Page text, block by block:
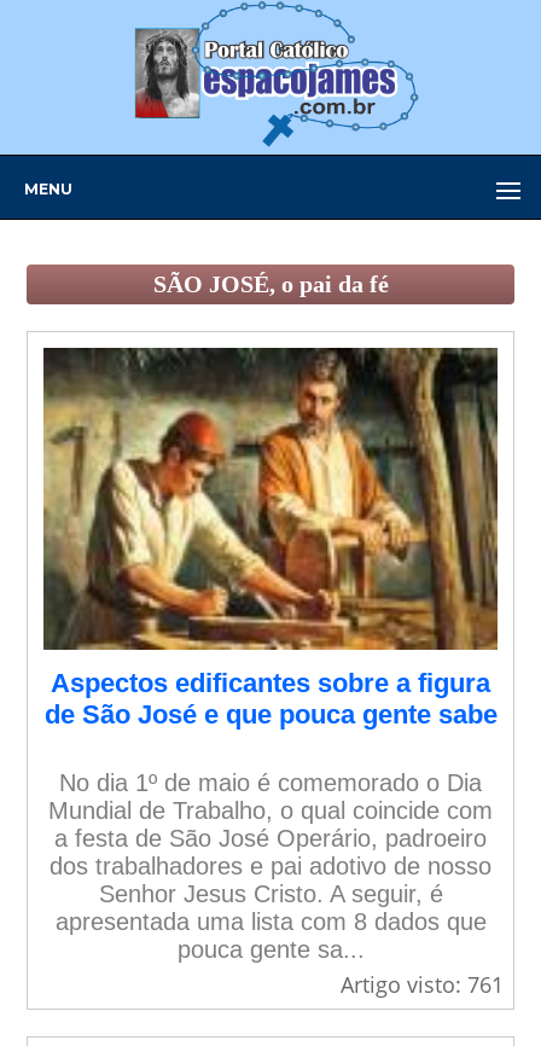
MENU
SÃO JOSÉ, o pai da fé
Aspectos edificantes sobre a figura
de São José e que pouca gente sabe
No dia 1º de maio é comemorado o Dia
Mundial de Trabalho, o qual coincide com
a festa de São José Operário, padroeiro
dos trabalhadores e pai adotivo de nosso
Senhor Jesus Cristo. A seguir, é
apresentada uma lista com 8 dados que
pouca gente sa...
Artigo visto: 761